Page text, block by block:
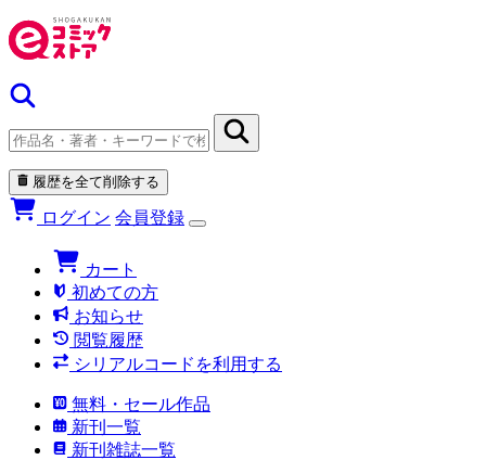
履歴を全て削除する
ログイン 会員登録
カート
初めての方
お知らせ
閲覧履歴
シリアルコードを利用する
無料・セール作品
新刊一覧
新刊雑誌一覧